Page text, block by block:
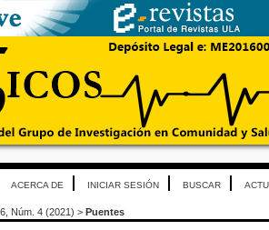
ACERCA DE INICIAR SESIÓN BUSCAR
Núm. 4 (2021) > Puentes